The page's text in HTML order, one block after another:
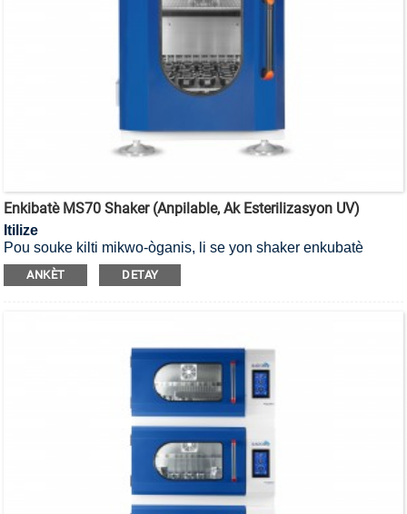
Enkibatè MS70 Shaker (Anpilable, Ak Esterilizasyon UV)
Itilize
Pou souke kilti mikwo-òganis, li se yon shaker enkubatè
anpile pou esterilizasyon UV.
ANKÈT DETAY